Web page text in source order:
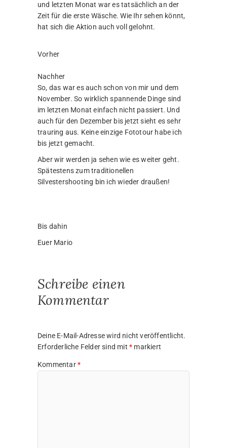
und letzten Monat war es tatsächlich an der
Zeit für die erste Wäsche. Wie Ihr sehen könnt,
hat sich die Aktion auch voll gelohnt.
Vorher
Nachher
So, das war es auch schon von mir und dem
November. So wirklich spannende Dinge sind
im letzten Monat einfach nicht passiert. Und
auch für den Dezember bis jetzt sieht es sehr
trauring aus. Keine einzige Fototour habe ich
bis jetzt gemacht.
Aber wir werden ja sehen wie es weiter geht.
Spätestens zum traditionellen
Silvestershooting bin ich wieder draußen!
Bis dahin
Euer Mario
Schreibe einen
Kommentar
Deine E-Mail-Adresse wird nicht veröffentlicht.
Erforderliche Felder sind mit * markiert
Kommentar*